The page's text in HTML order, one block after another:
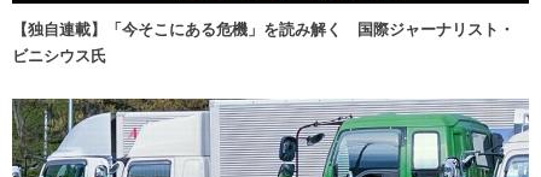
【独自連載】「今そこにある危機」を読み解く 国際ジャーナリスト・
ビニシウス氏